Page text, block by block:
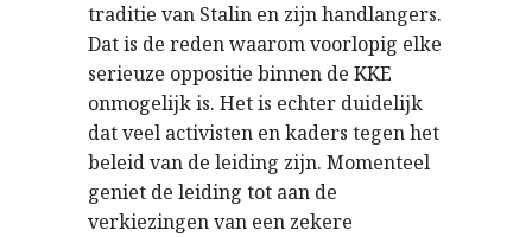
traditie van Stalin en zijn handlangers.
Dat is de reden waarom voorlopig elke
serieuze oppositie binnen de KKE
onmogelijk is. Het is echter duidelijk
dat veel activisten en kaders tegen het
beleid van de leiding zijn. Momenteel
geniet de leiding tot aan de
verkiezingen van een zekere